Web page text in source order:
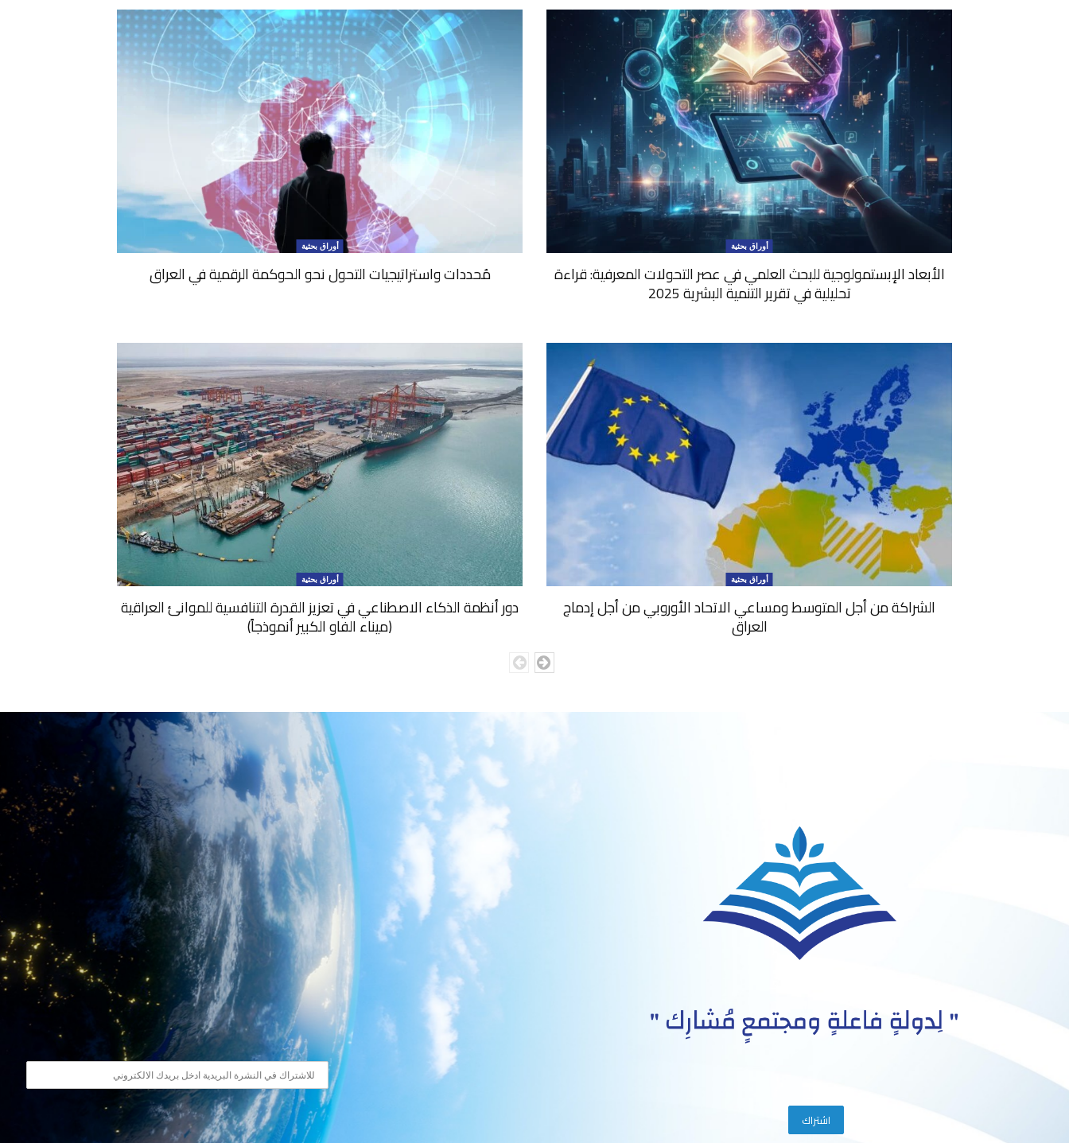
أوراق بحثية
الأبعاد الإبستمولوجية للبحث العلمي في عصر التحولات المعرفية: قراءة
تحليلية في تقرير التنمية البشرية 2025
أوراق بحثية
مُحددات واستراتيجيات التحول نحو الحوكمة الرقمية في العراق
أوراق بحثية
الشراكة من أجل المتوسط ومساعي الاتحاد الأوروبي من أجل إدماج
العراق
أوراق بحثية
دور أنظمة الذكاء الاصطناعي في تعزيز القدرة التنافسية للموانئ العراقية
(ميناء الفاو الكبير أنموذجاً)